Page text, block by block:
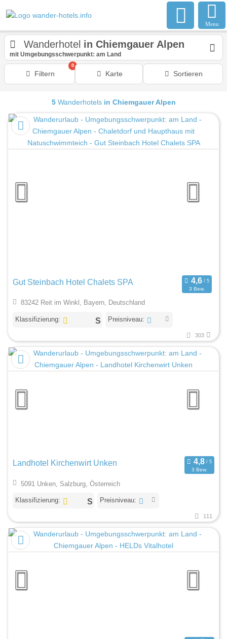
Menu
Wanderhotel in Chiemgauer Alpen
mit Umgebungsschwerpunkt: am Land
Filtern
0
Karte Sortieren
5Wanderhotels in Chiemgauer Alpen
Gut Steinbach Hotel Chalets SPA
3 Bew.
83242 Reit im Winkl, Bayern, Deutschland
Klassifizierung: Preisniveau:
303
Landhotel Kirchenwirt Unken
3 Bew.
5091 Unken, Salzburg, Österreich
Klassifizierung: Preisniveau:
111